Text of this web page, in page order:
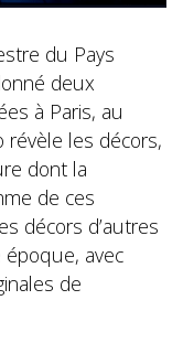
du Pays
deux
à Paris, au
révèle les décors,
dont la
de ces
décors d’autres
avec
de